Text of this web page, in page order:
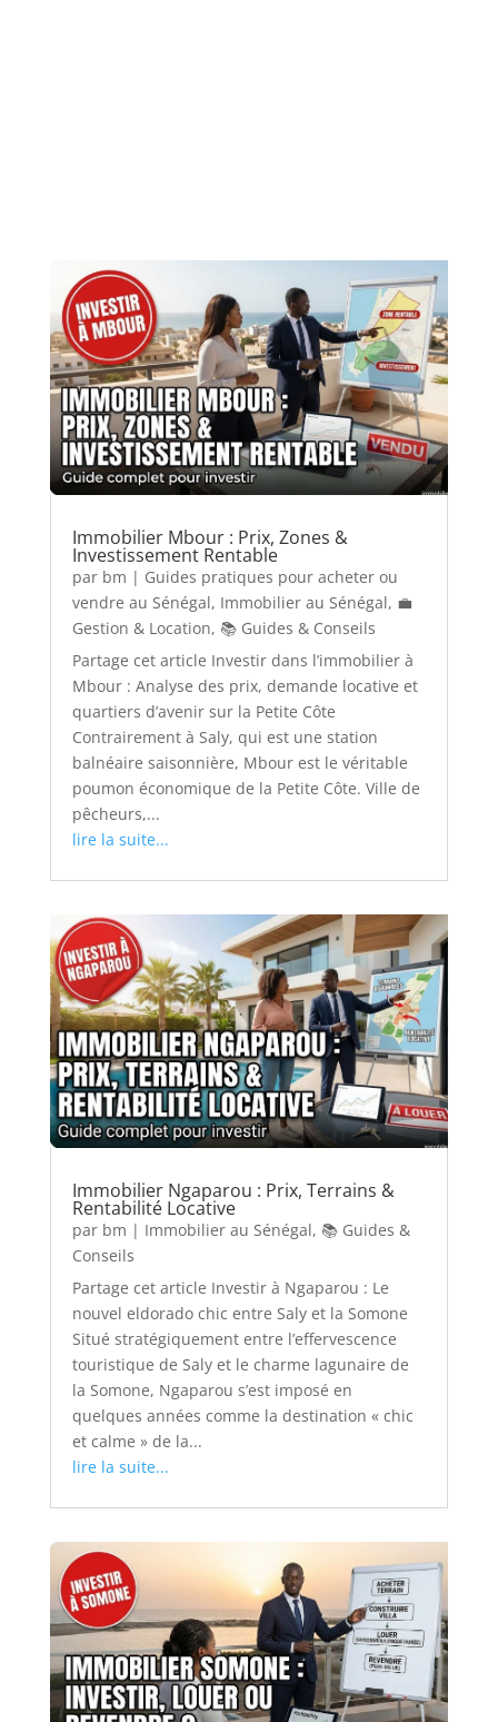
Immobilier Mbour : Prix, Zones &
Investissement Rentable
par bm | Guides pratiques pour acheter ou
vendre au Sénégal, Immobilier au Sénégal, 💼
Gestion & Location, 📚 Guides & Conseils
Partage cet article Investir dans l’immobilier à
Mbour : Analyse des prix, demande locative et
quartiers d’avenir sur la Petite Côte
Contrairement à Saly, qui est une station
balnéaire saisonnière, Mbour est le véritable
poumon économique de la Petite Côte. Ville de
pêcheurs,...
lire la suite...
Immobilier Ngaparou : Prix, Terrains &
Rentabilité Locative
par bm | Immobilier au Sénégal, 📚 Guides &
Conseils
Partage cet article Investir à Ngaparou : Le
nouvel eldorado chic entre Saly et la Somone
Situé stratégiquement entre l’effervescence
touristique de Saly et le charme lagunaire de
la Somone, Ngaparou s’est imposé en
quelques années comme la destination « chic
et calme » de la...
lire la suite...